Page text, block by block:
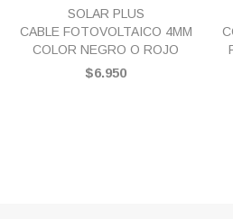
SOLAR PLUS
CABLE FOTOVOLTAICO 4MM
COLOR NEGRO O ROJO
$6.950